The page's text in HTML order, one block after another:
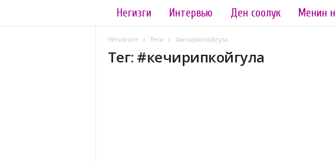
a
Негизги Интервью Ден соолук Менин
Негизгиге Теги #кечирипкойгула
Тег: #кечирипкойгула